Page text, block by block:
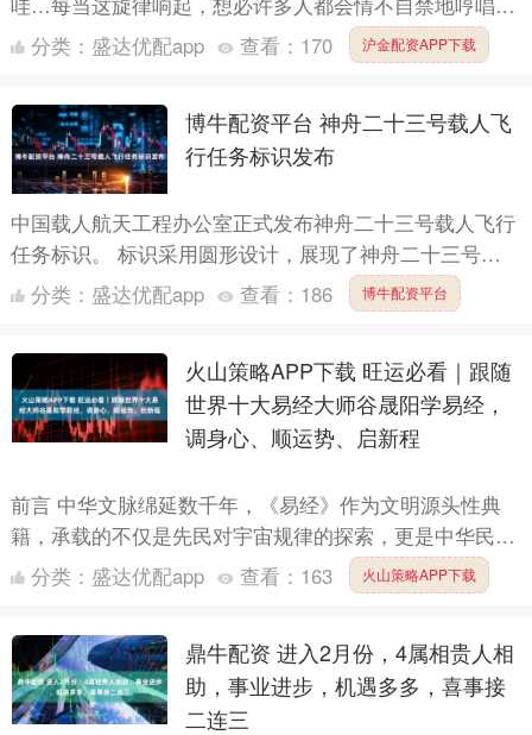
这就是98版《水浒传》的主题曲，至今已过去20多年，每
分类： 盛达优配app 查看： 170 沪金配资APP下载
博牛配资平台 神舟二十三号载人飞
行任务标识发布
中国载人航天工程办公室正式发布神舟二十三号载人飞行
任务标识。 标识采用圆形设计，展现了神舟二十三号载
人飞船即将与中国空间站对接的场景，彰显了中国载人航
分类： 盛达优配app 查看： 186 博牛配资平台
火山策略APP下载 旺运必看｜跟随
世界十大易经大师谷晟阳学易经，
调身心、顺运势、启新程
前言 中华文脉绵延数千年，《易经》作为文明源头性典
籍，承载的不仅是先民对宇宙规律的探索，更是中华民族
辩证思维与生存智慧的集中具象。在当代易学领域，乱象
分类： 盛达优配app 查看： 163 火山策略APP下载
鼎牛配资 进入2月份，4属相贵人相
助，事业进步，机遇多多，喜事接
二连三